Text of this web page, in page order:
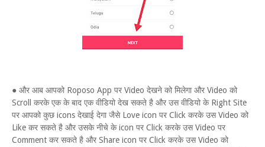
● और आब आपको Roposo App पर Video देखने को मिलेगा और Video को
Scroll करके एक के बाद एक वीडियो देख सकते है और उस वीडियो के Right Site
पर आपको कुछ icons देखाई देगा जैसे Love icon पर Click करके उस Video को
Like कर सकते है और उसके नीचे के icon पर Click करके उस Video पर
Comment कर सकते है और Share icon पर Click करके उस Video को